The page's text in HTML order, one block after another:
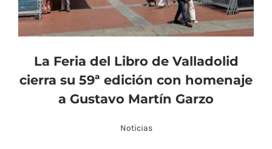
La Feria del Libro de Valladolid
cierra su 59ª edición con homenaje
a Gustavo Martín Garzo
Noticias